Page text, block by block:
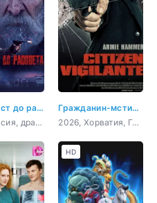
Семь вёрст до рассвета
2026, Россия, драма, военный, история
Гражданин-мститель
2026, Хорватия, Германия, боевик, триллер, криминал
HD